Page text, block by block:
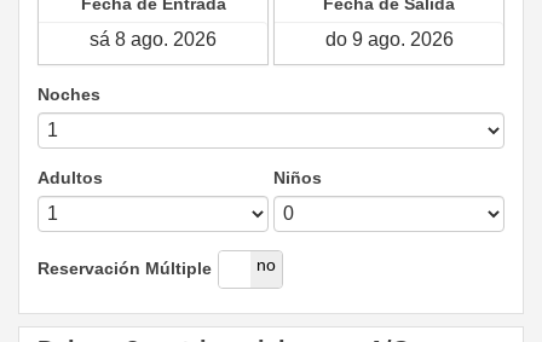
Noches
Adultos Niños
Reservación Múltiple
si no